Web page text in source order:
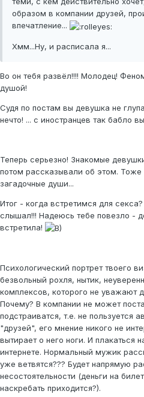
образом в компании друзей,
впечатление...
Хмм...Ну, и расписала я...
Во он тебя развёл!!!! Молодец!
душой!
Судя по постам вы девушка не
нечто! ... с иностранцев так бабло
Теперь серьезно! Знакомые
потом рассказывали об этом. Тоже
загадочные души...
Итог - когда встретимся для
слышал!!! Надеюсь тебе повезло -
встретила!
Психологический портрет твоего
безвольный рохля, нытик,
комплексов, которого не уважают
Почему? В компании не может
подстраиватся, т.е. не пользуется
"друзей", его мнение никого не
вытирает о него ноги. И плакаться
интернете. Нормальный мужик
уже ветвятся??? Будет напрямую
несостоятельности (деньги на
наскребать приходится?).